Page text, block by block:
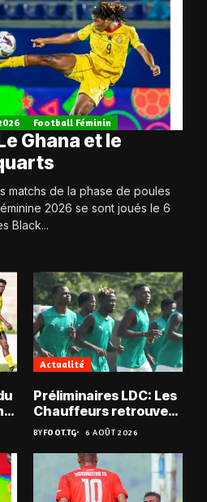
Football Féminin
Ghana et le
matchs de la phase de poules
2026 se sont joués le 6
Black...
Actualité
Préliminaires LDC: Les
Chauffeurs retrouvent
les Mimos
BYFOOT.TG 6 AOÛT 2026